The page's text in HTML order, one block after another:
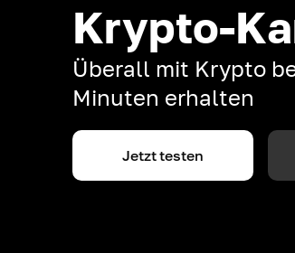
Krypto-
Überall mit Krypto
Minuten erhalten
Jetzt testen